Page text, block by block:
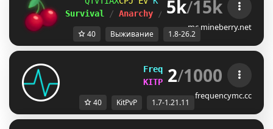
Survival
/ Anarchy / BedWars / SkyWars
5k/15k
mc.mineberry.net
40 Выживание 1.8-26.2
FrequencyMC
[1.7-1.21.11]
KITPVP AND CHALLENGES
2/1000
frequencymc.cc
40 KitPvP 1.7-1.21.11